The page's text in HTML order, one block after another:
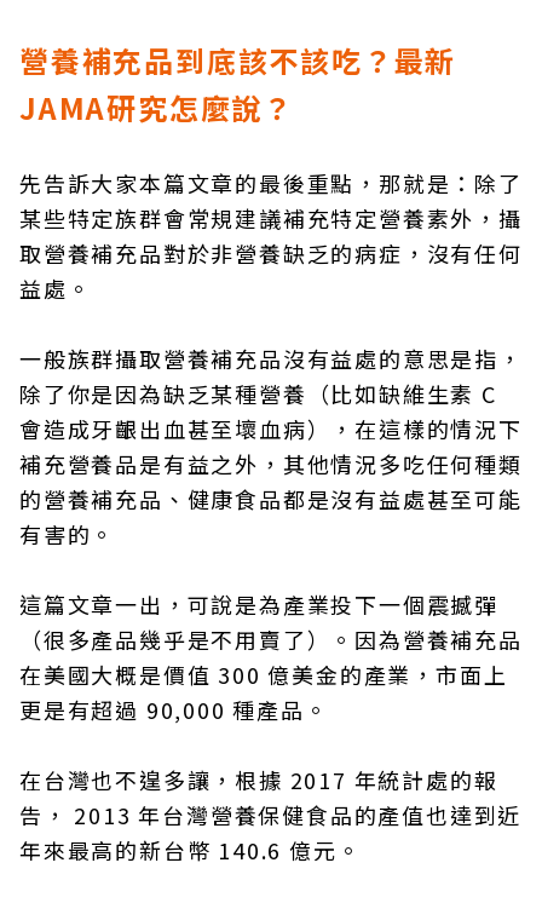
營養補充品到底該不該吃？最新
JAMA研究怎麼說？
先告訴大家本篇文章的最後重點，那就是：除了
某些特定族群會常規建議補充特定營養素外，攝
取營養補充品對於非營養缺乏的病症，沒有任何
益處。
一般族群攝取營養補充品沒有益處的意思是指，
除了你是因為缺乏某種營養（比如缺維生素 C
會造成牙齦出血甚至壞血病），在這樣的情況下
補充營養品是有益之外，其他情況多吃任何種類
的營養補充品、健康食品都是沒有益處甚至可能
有害的。
這篇文章一出，可說是為產業投下一個震撼彈
（很多產品幾乎是不用賣了）。因為營養補充品
在美國大概是價值 300 億美金的產業，市面上
更是有超過 90,000 種產品。
在台灣也不遑多讓，根據 2017 年統計處的報
告， 2013 年台灣營養保健食品的產值也達到近
年來最高的新台幣 140.6 億元。